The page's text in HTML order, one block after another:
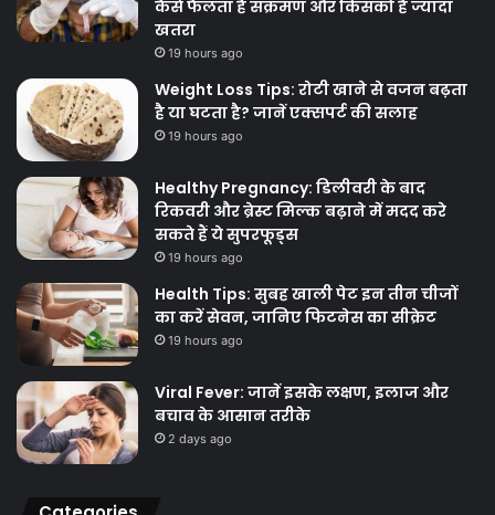
कैसे फैलता है संक्रमण और किसको है ज्यादा
खतरा
19 hours ago
Weight Loss Tips: रोटी खाने से वजन बढ़ता
है या घटता है? जानें एक्सपर्ट की सलाह
19 hours ago
Healthy Pregnancy: डिलीवरी के बाद
रिकवरी और ब्रेस्ट मिल्क बढ़ाने में मदद करे
सकते हैं ये सुपरफूड्स
19 hours ago
Health Tips: सुबह खाली पेट इन तीन चीजों
का करें सेवन, जानिए फिटनेस का सीक्रेट
19 hours ago
Viral Fever: जानें इसके लक्षण, इलाज और
बचाव के आसान तरीके
2 days ago